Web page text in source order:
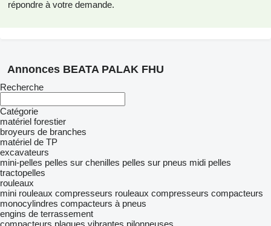
répondre à votre demande.
Annonces BEATA PALAK FHU
Recherche
Catégorie
matériel forestier
broyeurs de branches
matériel de TP
excavateurs
mini-pelles pelles sur chenilles pelles sur pneus midi pelles
tractopelles
rouleaux
mini rouleaux compresseurs rouleaux compresseurs compacteurs
monocylindres compacteurs à pneus
engins de terrassement
compacteurs plaques vibrantes pilonneuses